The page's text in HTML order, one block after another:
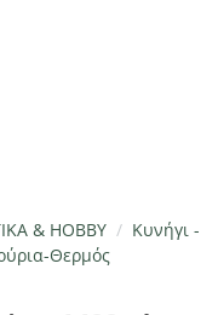
& HOBBY / Κυνήγι -
Θερμός